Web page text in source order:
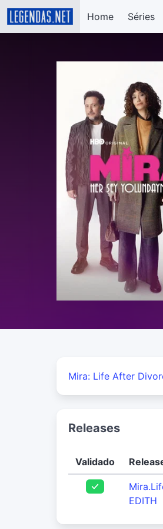
Home Séries
Mira: Life After
Releases
Validado
EDITH